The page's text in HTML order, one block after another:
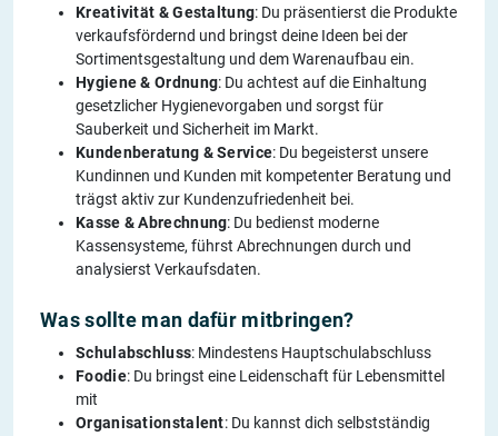
Kreativität & Gestaltung: Du präsentierst die Produkte
verkaufsfördernd und bringst deine Ideen bei der
Sortimentsgestaltung und dem Warenaufbau ein.
Hygiene & Ordnung: Du achtest auf die Einhaltung
gesetzlicher Hygienevorgaben und sorgst für
Sauberkeit und Sicherheit im Markt.
Kundenberatung & Service: Du begeisterst unsere
Kundinnen und Kunden mit kompetenter Beratung und
trägst aktiv zur Kundenzufriedenheit bei.
Kasse & Abrechnung: Du bedienst moderne
Kassensysteme, führst Abrechnungen durch und
analysierst Verkaufsdaten.
Was sollte man dafür mitbringen?
Schulabschluss: Mindestens Hauptschulabschluss
Foodie: Du bringst eine Leidenschaft für Lebensmittel
mit
Organisationstalent: Du kannst dich selbstständig